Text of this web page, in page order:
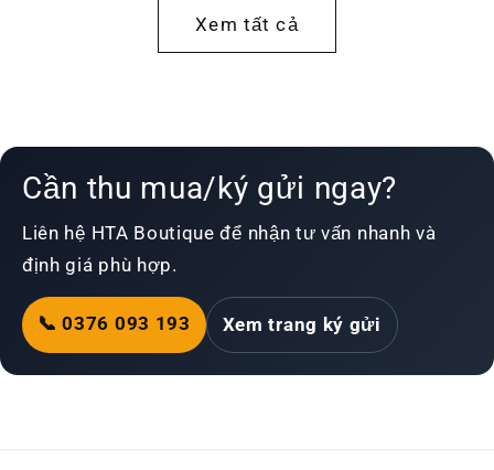
Xem tất cả
Cần thu mua/ký gửi ngay?
Liên hệ HTA Boutique để nhận tư vấn nhanh và
định giá phù hợp.
📞 0376 093 193 Xem trang ký gửi